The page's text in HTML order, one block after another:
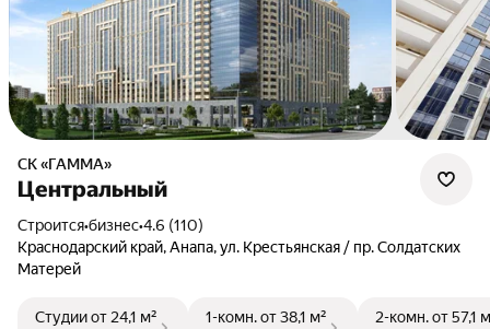
СК «ГАММА»
Центральный
Строится•бизнес•4.6 (110)
Краснодарский край, Анапа, ул. Крестьянская / пр. Солдатских
Матерей
Студииот 24,1 м²
1-комн.от 38,1 м²
2-комн.от 57,1